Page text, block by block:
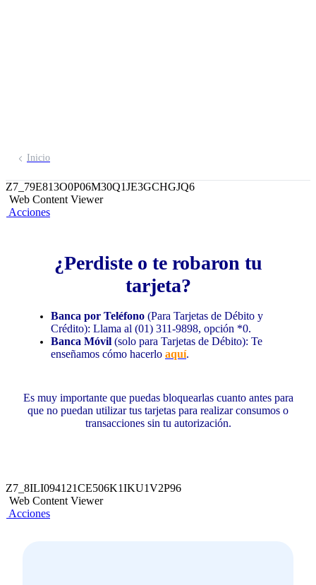
Inicio
Z7_79E813O0P06M30Q1JE3GCHGJQ6
Web Content Viewer
Acciones
¿Perdiste o te robaron tu
tarjeta?
Banca por Teléfono (Para Tarjetas de Débito y
Crédito): Llama al (01) 311-9898, opción *0.
Banca Móvil (solo para Tarjetas de Débito): Te
enseñamos cómo hacerlo aquí.
Es muy importante que puedas bloquearlas cuanto antes para
que no puedan utilizar tus tarjetas para realizar consumos o
transacciones sin tu autorización.
Z7_8ILI094121CE506K1IKU1V2P96
Web Content Viewer
Acciones